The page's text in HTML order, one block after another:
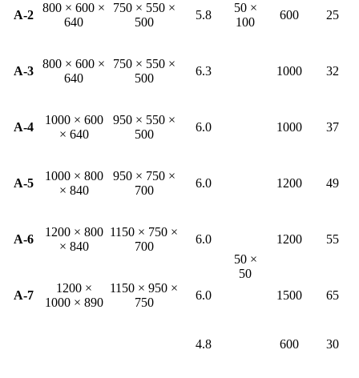
A-2
800 × 600 ×
640
750 × 550 ×
500
5.8
50 ×
100
600 25
A-3
800 × 600 ×
640
750 × 550 ×
500
6.3
50 ×
50
1000 32
A-4
1000 × 600
× 640
950 × 550 ×
500
6.0 1000 37
A-5
1000 × 800
× 840
950 × 750 ×
700
6.0 1200 49
A-6
1200 × 800
× 840
1150 × 750 ×
700
6.0 1200 55
A-7
1200 ×
1000 × 890
1150 × 950 ×
750
6.0 1500 65
4.8 600 30